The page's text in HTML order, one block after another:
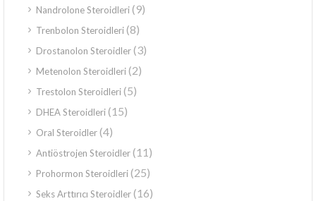
Nandrolone Steroidleri(9)
Trenbolon Steroidleri(8)
Drostanolon Steroidler(3)
Metenolon Steroidleri(2)
Trestolon Steroidleri(5)
DHEA Steroidleri(15)
Oral Steroidler(4)
Antiöstrojen Steroidler(11)
Prohormon Steroidleri(25)
Seks Arttırıcı Steroidler(16)